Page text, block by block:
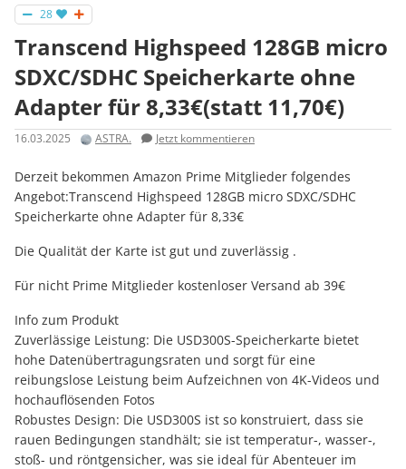
28
Transcend Highspeed 128GB micro
SDXC/SDHC Speicherkarte ohne
Adapter für 8,33€(statt 11,70€)
16.03.2025 ASTRA. Jetzt kommentieren
Derzeit bekommen Amazon Prime Mitglieder folgendes
Angebot:Transcend Highspeed 128GB micro SDXC/SDHC
Speicherkarte ohne Adapter für 8,33€
Die Qualität der Karte ist gut und zuverlässig .
Für nicht Prime Mitglieder kostenloser Versand ab 39€
Info zum Produkt
Zuverlässige Leistung: Die USD300S-Speicherkarte bietet
hohe Datenübertragungsraten und sorgt für eine
reibungslose Leistung beim Aufzeichnen von 4K-Videos und
hochauflösenden Fotos
Robustes Design: Die USD300S ist so konstruiert, dass sie
rauen Bedingungen standhält; sie ist temperatur-, wasser-,
stoß- und röntgensicher, was sie ideal für Abenteuer im